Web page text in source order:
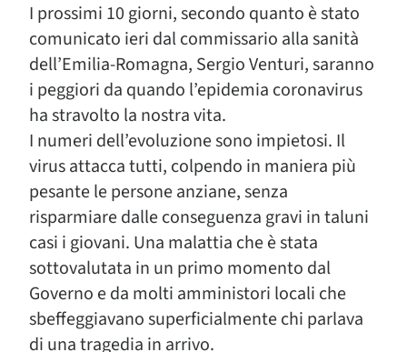
I prossimi 10 giorni, secondo quanto è stato
comunicato ieri dal commissario alla sanità
dell’Emilia-Romagna, Sergio Venturi, saranno
i peggiori da quando l’epidemia coronavirus
ha stravolto la nostra vita.
I numeri dell’evoluzione sono impietosi. Il
virus attacca tutti, colpendo in maniera più
pesante le persone anziane, senza
risparmiare dalle conseguenza gravi in taluni
casi i giovani. Una malattia che è stata
sottovalutata in un primo momento dal
Governo e da molti amministori locali che
sbeffeggiavano superficialmente chi parlava
di una tragedia in arrivo.